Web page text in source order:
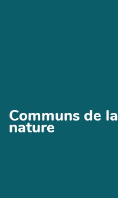
Communs de la
nature